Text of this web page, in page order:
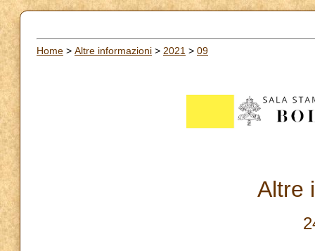
Home > Altre informazioni > 2021 > 09
Altre